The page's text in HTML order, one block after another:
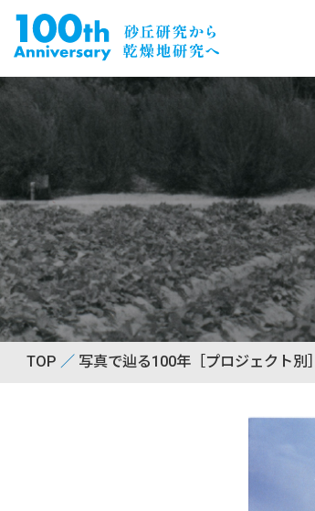
TOP 写真で辿る100年［プロジェクト別］